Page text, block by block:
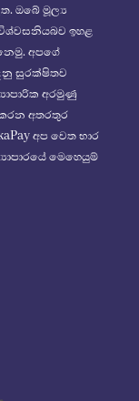
ඔබේ මූල්‍ය
ඉහළ
අපගේ
සුරක්ෂිතව
අරමුණු
අතරතුර
අප වෙත භාර
මෙහෙයුම්